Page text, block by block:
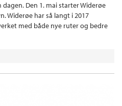
Den 1. mai starter Widerøe
Widerøe har så langt i 2017
med både nye ruter og bedre